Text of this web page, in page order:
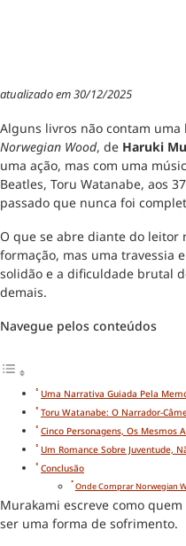
atualizado em 30/12/2025
Alguns livros não contam uma
Norwegian Wood, de Haruki
uma ação, mas com uma
Beatles, Toru Watanabe, aos
passado que nunca foi
O que se abre diante do leitor
formação, mas uma travessia
solidão e a dificuldade brutal
demais.
Navegue pelos conteúdos
Uma Narrativa Guiada Pela
Toru Watanabe: O Narrador-
Cinco Personagens, Os Mesmos
Um Romance Sobre Juventude,
Conclusão
Onde Comprar Norwegian
Murakami escreve como
ser uma forma de sofrimento.